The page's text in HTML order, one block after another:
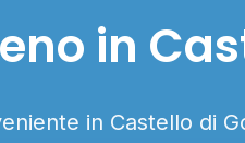
in
in Castello di